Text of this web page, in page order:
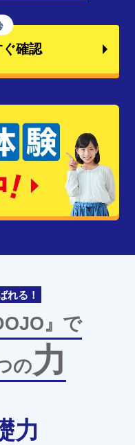
確認
れる！
』で
の力
力